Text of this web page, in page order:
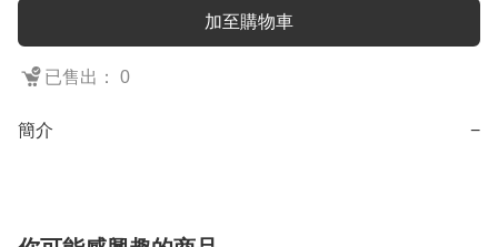
加至購物車
已售出： 0
簡介 −